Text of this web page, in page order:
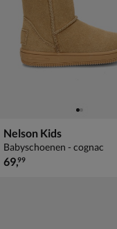
Nelson Kids
Babyschoenen - cognac
€ 69,99
69,99